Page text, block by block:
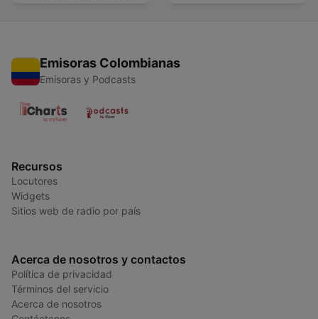
Emisoras Colombianas
Emisoras y Podcasts
Recursos
Locutores
Widgets
Sitios web de radio por país
Acerca de nosotros y contactos
Política de privacidad
Términos del servicio
Acerca de nosotros